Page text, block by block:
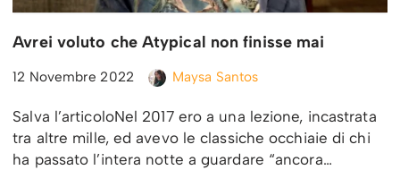
Avrei voluto che Atypical non finisse mai
12 Novembre 2022 Maysa Santos
Salva l’articoloNel 2017 ero a una lezione, incastrata
tra altre mille, ed avevo le classiche occhiaie di chi
ha passato l’intera notte a guardare “ancora…